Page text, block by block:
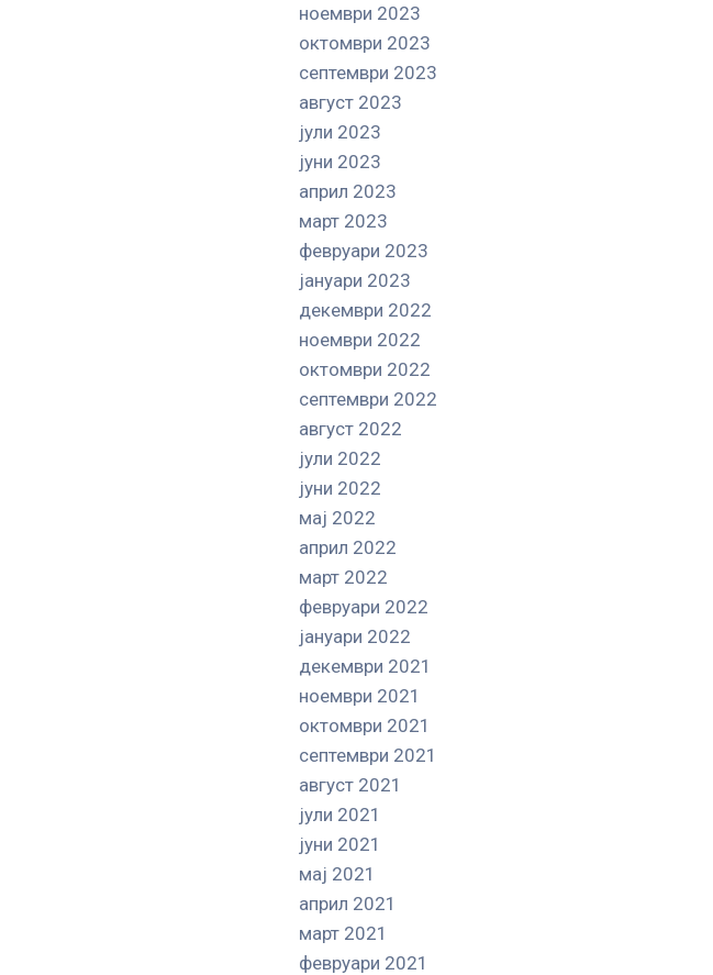
ноември 2023
октомври 2023
септември 2023
август 2023
јули 2023
јуни 2023
април 2023
март 2023
февруари 2023
јануари 2023
декември 2022
ноември 2022
октомври 2022
септември 2022
август 2022
јули 2022
јуни 2022
мај 2022
април 2022
март 2022
февруари 2022
јануари 2022
декември 2021
ноември 2021
октомври 2021
септември 2021
август 2021
јули 2021
јуни 2021
мај 2021
април 2021
март 2021
февруари 2021